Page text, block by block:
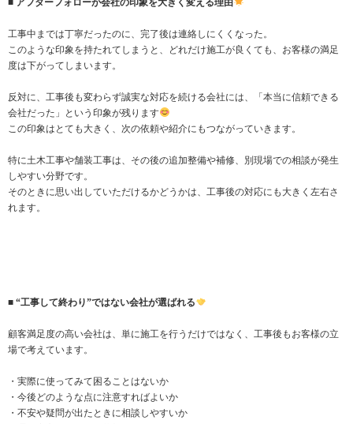
■ アフターフォローが会社の印象を大きく変える理由
工事中までは丁寧だったのに、完了後は連絡しにくくなった。
このような印象を持たれてしまうと、どれだけ施工が良くても、お客様の満足
度は下がってしまいます。
反対に、工事後も変わらず誠実な対応を続ける会社には、「本当に信頼できる
会社だった」という印象が残ります
この印象はとても大きく、次の依頼や紹介にもつながっていきます。
特に土木工事や舗装工事は、その後の追加整備や補修、別現場での相談が発生
しやすい分野です。
そのときに思い出していただけるかどうかは、工事後の対応にも大きく左右さ
れます。
■ “工事して終わり”ではない会社が選ばれる
顧客満足度の高い会社は、単に施工を行うだけではなく、工事後もお客様の立
場で考えています。
・実際に使ってみて困ることはないか
・今後どのような点に注意すればよいか
・不安や疑問が出たときに相談しやすいか